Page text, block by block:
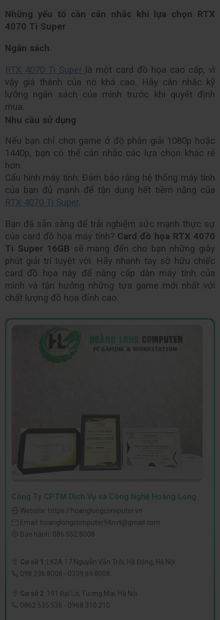
Những yếu tố cần cân nhắc khi lựa chọn RTX
4070 Ti Super
Ngân sách
RTX 4070 Ti Super là một card đồ họa cao cấp, vì
vậy giá thành của nó khá cao. Hãy cân nhắc kỹ
lưỡng ngân sách của mình trước khi quyết định
mua.
Nhu cầu sử dụng
Nếu bạn chỉ chơi game ở độ phân giải 1080p hoặc
1440p, bạn có thể cân nhắc các lựa chọn khác rẻ
hơn.
Cấu hình máy tính: Đảm bảo rằng hệ thống máy tính
RTX 4070 Ti Super.
Bạn đã sẵn sàng để trải nghiệm sức mạnh thực sự
của card đồ họa máy tính? Card đồ họa RTX 4070
Ti Super 16GB sẽ mang đến cho bạn những giây
phút giải trí tuyệt vời. Hãy nhanh tay sở hữu chiếc
card đồ họa này để nâng cấp dàn máy tính của
mình và tận hưởng những tựa game mới nhất với
chất lượng đồ họa đỉnh cao.
Công Ty CPTM Dịch Vụ và Công Nghệ Hoàng Long
Website: https://hoanglongcomputer.vn
Email: hoanglongcomputer94nvt@gmail.com
Bảo hành: 086.552.8008
Cơ sở 1 :
LK2A 17 Nguyễn Văn Trỗi, Hà Đông, Hà Nội
098.236.8008 - 0339.69.8008
Cơ sở 2: 191 Đại La, Tương Mai, Hà Nội
0862.535.536 - 0968.310.210